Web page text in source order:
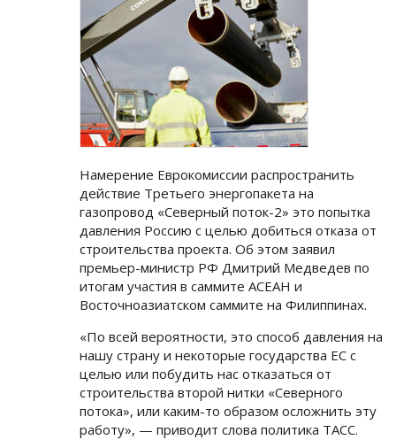
Намерение Еврокомиссии распространить
действие Третьего энергопакета на
газопровод «Северный поток-2» это попытка
давления Россию с целью добиться отказа от
строительства проекта. Об этом заявил
премьер-министр РФ Дмитрий Медведев по
итогам участия в саммите АСЕАН и
Восточноазиатском саммите на Филиппинах.
«По всей вероятности, это способ давления на
нашу страну и некоторые государства ЕС с
целью или побудить нас отказаться от
строительства второй нитки «Северного
потока», или каким-то образом осложнить эту
работу», — приводит слова политика ТАСС.